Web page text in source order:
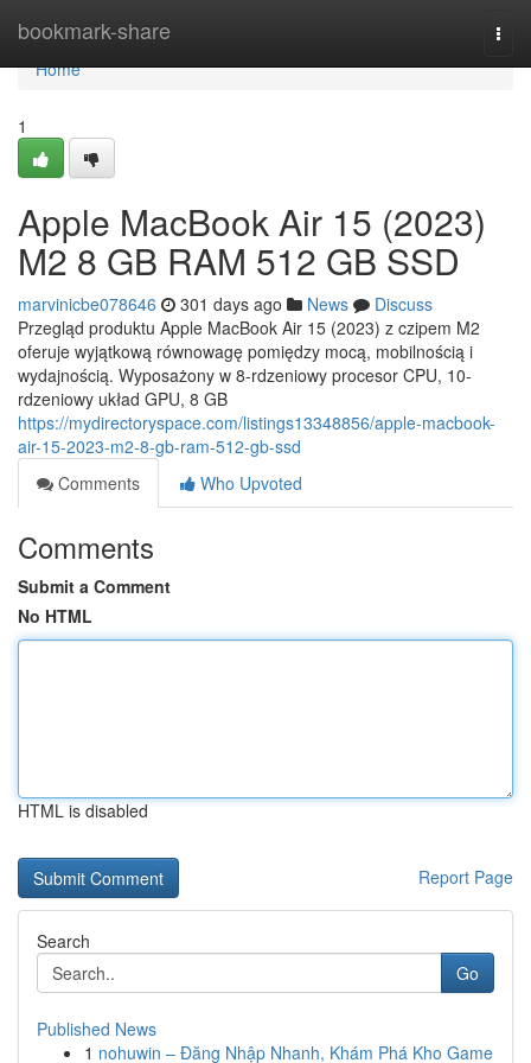
bookmark-share
Home
Home
1
Apple MacBook Air 15 (2023)
M2 8 GB RAM 512 GB SSD
marvinicbe078646 301 days ago News
Discuss
Przegląd produktu Apple MacBook Air 15 (2023) z czipem M2
oferuje wyjątkową równowagę pomiędzy mocą, mobilnością i
wydajnością. Wyposażony w 8-rdzeniowy procesor CPU, 10-
rdzeniowy układ GPU, 8 GB
https://mydirectoryspace.com/listings13348856/apple-macbook-
air-15-2023-m2-8-gb-ram-512-gb-ssd
Comments
Who Upvoted
Comments
Submit a Comment
No HTML
HTML is disabled
Report Page
Search
Go
Published News
1 nohuwin – Đăng Nhập Nhanh, Khám Phá Kho Game